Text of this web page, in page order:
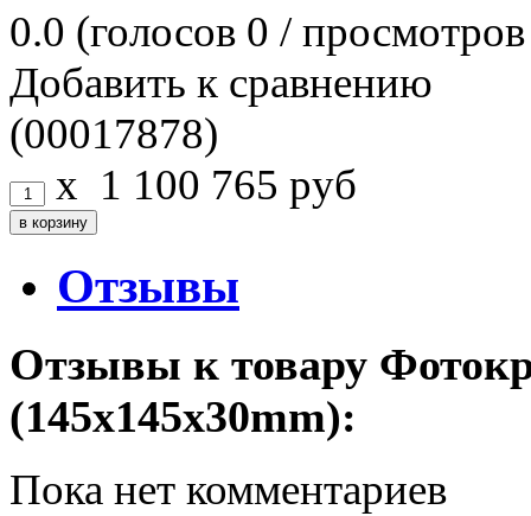
0.0 (голосов 0 /
Добавить к сравнению
(00017878)
x 1 100 765 руб
Отзывы
Отзывы к товару
(145х145х30mm):
Пока нет комментариев